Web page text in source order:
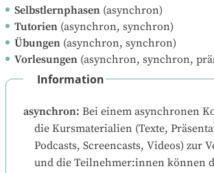
Selbstlernphasen (asynchron)
Tutorien (asynchron, synchron)
Übungen (asynchron, synchron)
Vorlesungen (asynchron, synchron,
Information
asynchron: Bei einem asynchronen
die Kursmaterialien (Texte,
Podcasts, Screencasts, Videos) zur
und die Teilnehmer:innen können